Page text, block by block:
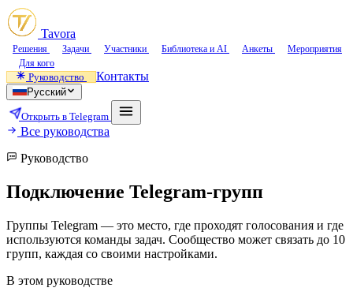
Tavora
Решения Задачи Участники Библиотека и AI Анкеты
Мероприятия
Для кого
Руководство Контакты
Русский
Открыть в Telegram
Все руководства
Руководство
Подключение Telegram-групп
Группы Telegram — это место, где проходят голосования и где
используются команды задач. Сообщество может связать до 10
групп, каждая со своими настройками.
В этом руководстве